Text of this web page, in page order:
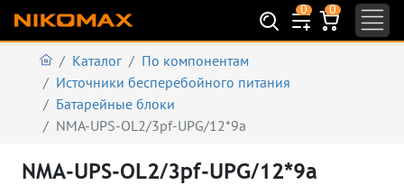
0 0
Каталог
По компонентам
Источники бесперебойного питания
Батарейные блоки
NMA-UPS-OL2/3pf-UPG/12*9a
NMA-UPS-OL2/3pf-UPG/12*9a